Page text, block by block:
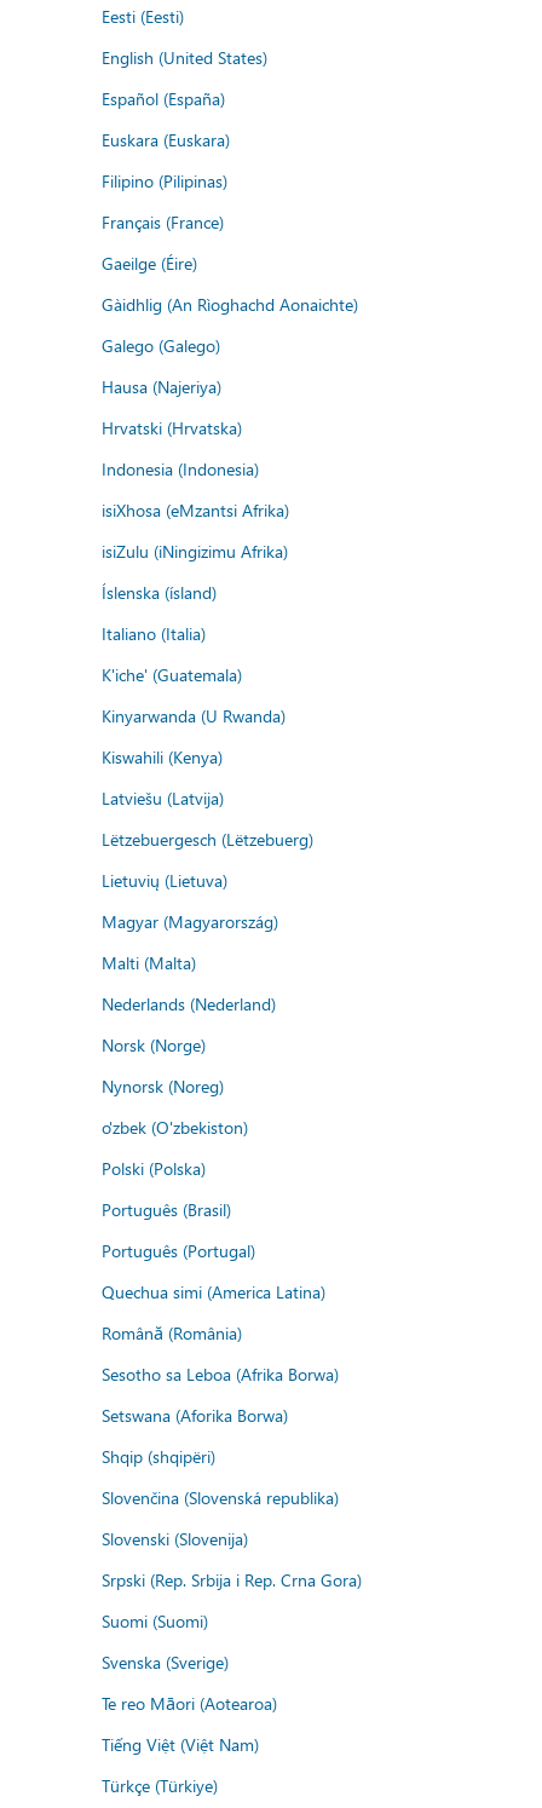
Eesti (Eesti)
English (United States)
Español (España)
Euskara (Euskara)
Filipino (Pilipinas)
Français (France)
Gaeilge (Éire)
Gàidhlig (An Rìoghachd Aonaichte)
Galego (Galego)
Hausa (Najeriya)
Hrvatski (Hrvatska)
Indonesia (Indonesia)
isiXhosa (eMzantsi Afrika)
isiZulu (iNingizimu Afrika)
Íslenska (ísland)
Italiano (Italia)
K'iche' (Guatemala)
Kinyarwanda (U Rwanda)
Kiswahili (Kenya)
Latviešu (Latvija)
Lëtzebuergesch (Lëtzebuerg)
Lietuvių (Lietuva)
Magyar (Magyarország)
Malti (Malta)
Nederlands (Nederland)
Norsk (Norge)
Nynorsk (Noreg)
o'zbek (O'zbekiston)
Polski (Polska)
Português (Brasil)
Português (Portugal)
Quechua simi (America Latina)
Română (România)
Sesotho sa Leboa (Afrika Borwa)
Setswana (Aforika Borwa)
Shqip (shqipëri)
Slovenčina (Slovenská republika)
Slovenski (Slovenija)
Srpski (Rep. Srbija i Rep. Crna Gora)
Suomi (Suomi)
Svenska (Sverige)
Te reo Māori (Aotearoa)
Tiếng Việt (Việt Nam)
Türkçe (Türkiye)